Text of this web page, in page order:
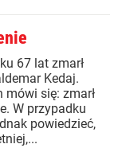
67 lat zmarł
Kedaj.
się: zmarł
W przypadku
powiedzieć,